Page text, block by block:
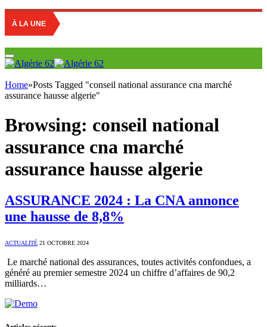
À LA UNE
Home»Posts Tagged "conseil national assurance cna marché
assurance hausse algerie"
Browsing: conseil national
assurance cna marché
assurance hausse algerie
ASSURANCE 2024 : La CNA annonce
une hausse de 8,8%
ACTUALITÉ 21 OCTOBRE 2024
Le marché national des assurances, toutes activités confondues, a
généré au premier semestre 2024 un chiffre d’affaires de 90,2
milliards…